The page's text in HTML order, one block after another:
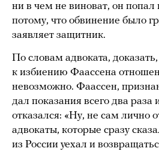
ни в чем не виноват, он попал
потому, что обвинение было
заявляет защитник.
По словам адвоката,
к избиению Фаассена
невозможно. Фаассен,
дал показания всего два раза
отказался: «Ну, не сам лично
адвокаты, которые сразу
из России уехал и